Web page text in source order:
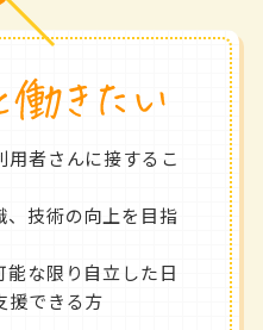
者さんに接するこ
、技術の向上を目指
な限り自立した日
援できる方